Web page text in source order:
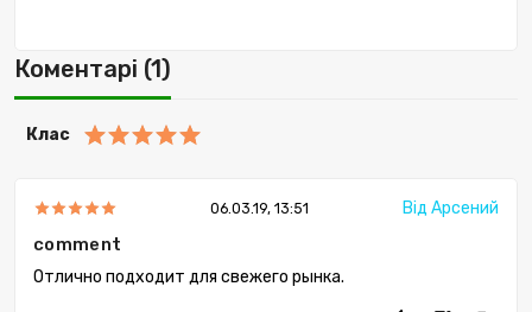
Коментарі (1)
Клас
06.03.19, 13:51 Від Арсений
comment
Отлично подходит для свежего рынка.